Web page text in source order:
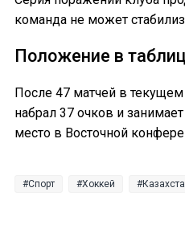
команда не может
Положение в
После 47 матчей в
набрал 37 очков и
место в Восточной
Спорт Хоккей